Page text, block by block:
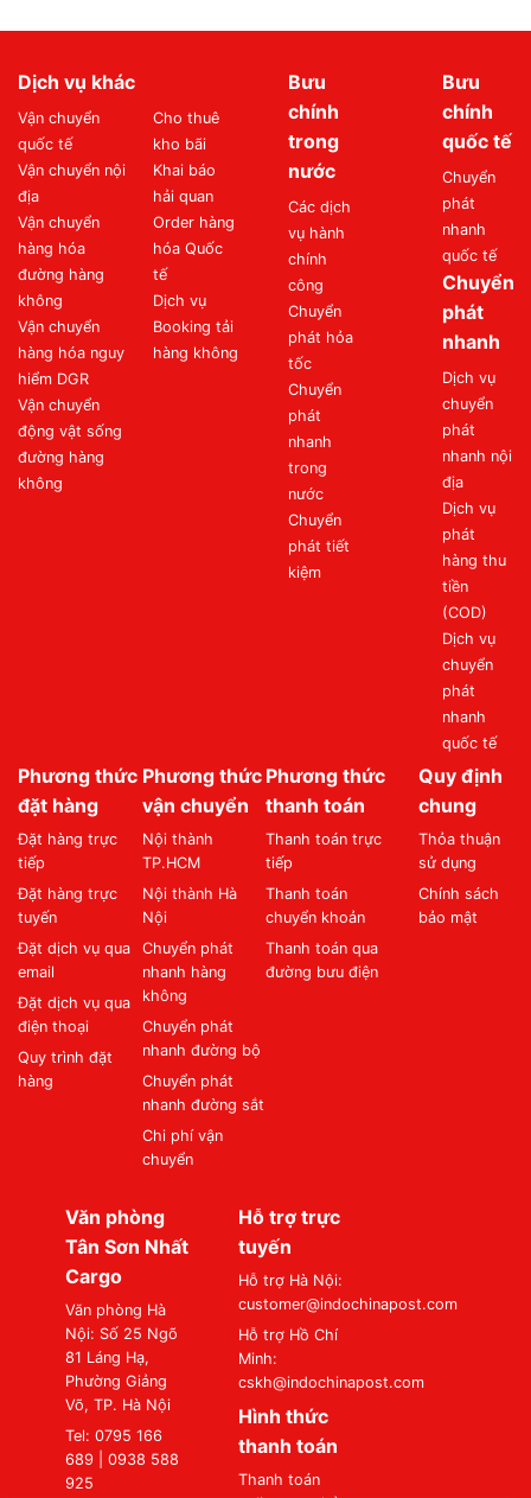
Dịch vụ khác
Vận chuyển
quốc tế
Vận chuyển nội
địa
Vận chuyển
hàng hóa
đường hàng
không
Vận chuyển
hàng hóa nguy
hiểm DGR
Vận chuyển
động vật sống
đường hàng
không
Cho thuê
kho bãi
Khai báo
hải quan
Order hàng
hóa Quốc
tế
Dịch vụ
Booking tải
hàng không
Bưu
chính
trong
nước
Các dịch
vụ hành
chính
công
Chuyển
phát hỏa
tốc
Chuyển
phát
nhanh
trong
nước
Chuyển
phát tiết
kiệm
Bưu
chính
quốc tế
Chuyển
phát
nhanh
quốc tế
Chuyển
phát
nhanh
Dịch vụ
chuyển
phát
nhanh nội
địa
Dịch vụ
phát
hàng thu
tiền
(COD)
Dịch vụ
chuyển
phát
nhanh
quốc tế
Phương thức
đặt hàng
Đặt hàng trực
tiếp
Đặt hàng trực
tuyến
Đặt dịch vụ qua
email
Đặt dịch vụ qua
điện thoại
Quy trình đặt
hàng
Phương thức
vận chuyển
Nội thành
TP.HCM
Nội thành Hà
Nội
Chuyển phát
nhanh hàng
không
Chuyển phát
nhanh đường bộ
Chuyển phát
nhanh đường sắt
Chi phí vận
chuyển
Phương thức
thanh toán
Thanh toán trực
tiếp
Thanh toán
chuyển khoản
Thanh toán qua
đường bưu điện
Quy định
chung
Thỏa thuận
sử dụng
Chính sách
bảo mật
Văn phòng
Tân Sơn Nhất
Cargo
Văn phòng Hà
Nội: Số 25 Ngõ
81 Láng Hạ,
Phường Giảng
Võ, TP. Hà Nội
Tel: 0795 166
689 | 0938 588
925
Hỗ trợ trực
tuyến
Hỗ trợ Hà Nội:
customer@indochinapost.com
Hỗ trợ Hồ Chí
Minh:
cskh@indochinapost.com
Hình thức
thanh toán
Thanh toán